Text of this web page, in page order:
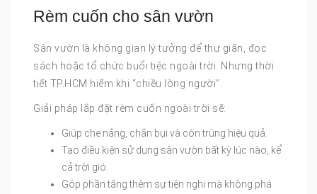
Rèm cuốn cho sân vườn
Sân vườn là không gian lý tưởng để thư giãn, đọc
sách hoặc tổ chức buổi tiệc ngoài trời. Nhưng thời
tiết TP.HCM hiếm khi “chiều lòng người”.
Giải pháp lắp đặt rèm cuốn ngoài trời sẽ:
Giúp che nắng, chắn bụi và côn trùng hiệu quả.
Tạo điều kiện sử dụng sân vườn bất kỳ lúc nào, kể
cả trời gió.
Góp phần tăng thêm sự tiện nghi mà không phá